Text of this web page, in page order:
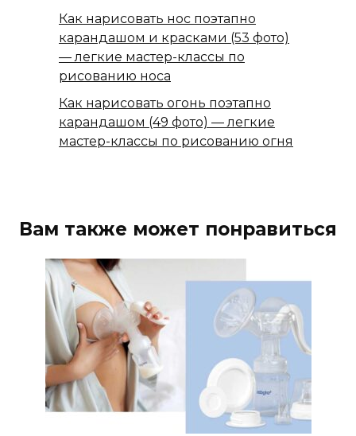
Как нарисовать нос поэтапно
карандашом и красками (53 фото)
— легкие мастер-классы по
рисованию носа
Как нарисовать огонь поэтапно
карандашом (49 фото) — легкие
мастер-классы по рисованию огня
Вам также может понравиться